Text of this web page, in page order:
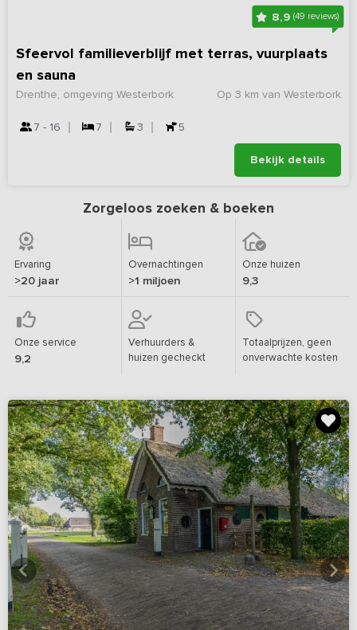
8,9 (49 reviews)
Sfeervol familieverblijf met terras, vuurplaats
en sauna
Op 3 km van Westerbork
Drenthe, omgeving Westerbork
7 - 16 7 3 5
Bekijk details
Zorgeloos zoeken & boeken
Ervaring
>20 jaar
Overnachtingen
>1 miljoen
Onze huizen
9,3
Onze service
9,2
Verhuurders &
huizen gecheckt
Totaalprijzen, geen
onverwachte kosten